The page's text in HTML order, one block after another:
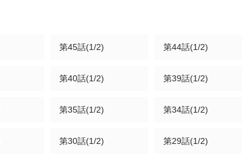
第45話(1/2) 第44話(1/2)
第40話(1/2) 第39話(1/2)
第35話(1/2) 第34話(1/2)
第30話(1/2) 第29話(1/2)